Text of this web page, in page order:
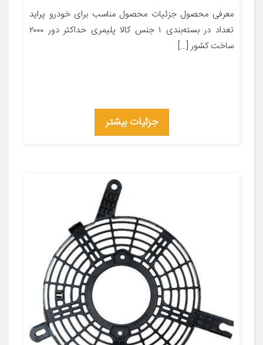
معرفی محصول جزئیات محصول مناسب برای خودرو پراید
تعداد در بسته‌بندی ۱ جنس کالا پلیمری حداکثر دور ۲۰۰۰
ساخت کشور […]
جزئیات بیشتر